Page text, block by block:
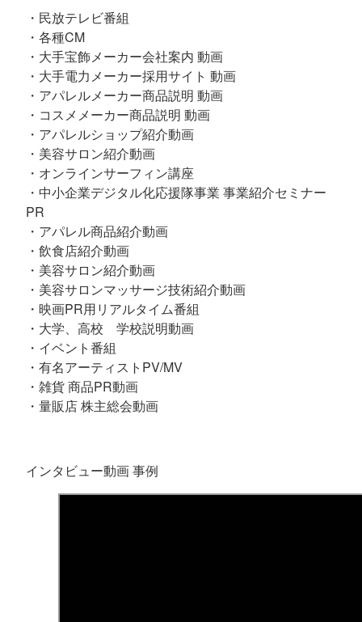
・民放テレビ番組
・各種CM
・大手宝飾メーカー会社案内 動画
・大手電力メーカー採用サイト 動画
・アパレルメーカー商品説明 動画
・コスメメーカー商品説明 動画
・アパレルショップ紹介動画
・美容サロン紹介動画
・オンラインサーフィン講座
・中小企業デジタル化応援隊事業 事業紹介セミナー
PR
・アパレル商品紹介動画
・飲食店紹介動画
・美容サロン紹介動画
・美容サロンマッサージ技術紹介動画
・映画PR用リアルタイム番組
・大学、高校 学校説明動画
・イベント番組
・有名アーティストPV/MV
・雑貨 商品PR動画
・量販店 株主総会動画
インタビュー動画 事例